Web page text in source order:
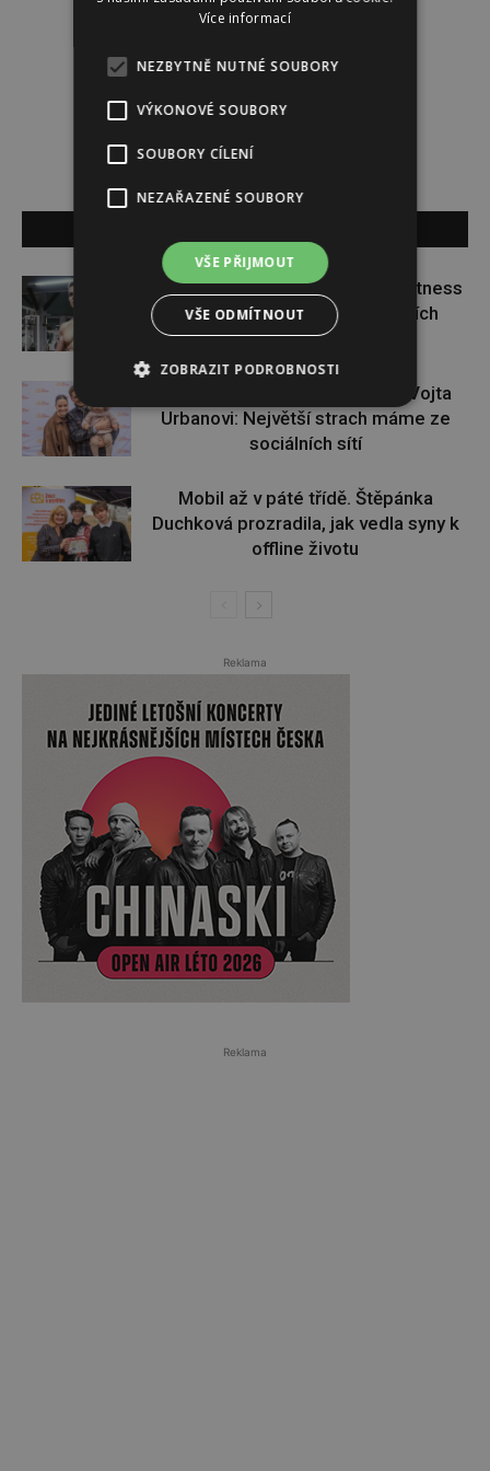
Lucie Šáleová
Jaroslav Pecka: U mladých lidí fitness
buduje zdravé návyky, u starších
udržuje kvalitu života
Hvězdy MarsterChefa Betty a Vojta
Urbanovi: Největší strach máme ze
sociálních sítí
Mobil až v páté třídě. Štěpánka
Duchková prozradila, jak vedla syny k
offline životu
Reklama
Reklama
Více informací
NEZBYTNĚ NUTNÉ SOUBORY
VÝKONOVÉ SOUBORY
SOUBORY CÍLENÍ
NEZAŘAZENÉ SOUBORY
VŠE PŘIJMOUT
VŠE ODMÍTNOUT
ZOBRAZIT PODROBNOSTI